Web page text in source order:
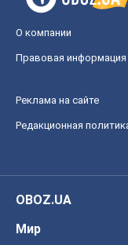
О компании
Правовая информация
Реклама на сайте
Редакционная
OBOZ.UA
Мир